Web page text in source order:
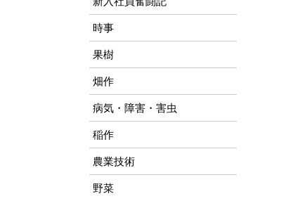
時事
果樹
畑作
病気・障害・害虫
稲作
農業技術
野菜